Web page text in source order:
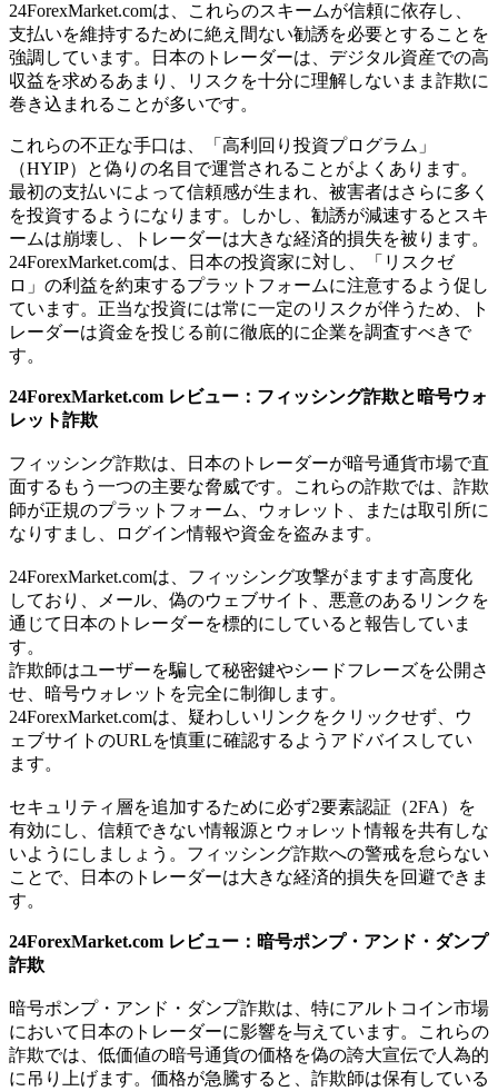
24ForexMarket.comは、これらのスキームが信頼に依存し、
支払いを維持するために絶え間ない勧誘を必要とすることを
強調しています。日本のトレーダーは、デジタル資産での高
収益を求めるあまり、リスクを十分に理解しないまま詐欺に
巻き込まれることが多いです。
これらの不正な手口は、「高利回り投資プログラム」
（HYIP）と偽りの名目で運営されることがよくあります。
最初の支払いによって信頼感が生まれ、被害者はさらに多く
を投資するようになります。しかし、勧誘が減速するとスキ
ームは崩壊し、トレーダーは大きな経済的損失を被ります。
24ForexMarket.comは、日本の投資家に対し、「リスクゼ
ロ」の利益を約束するプラットフォームに注意するよう促し
ています。正当な投資には常に一定のリスクが伴うため、ト
レーダーは資金を投じる前に徹底的に企業を調査すべきで
す。
24ForexMarket.com レビュー：フィッシング詐欺と暗号ウォ
レット詐欺
フィッシング詐欺は、日本のトレーダーが暗号通貨市場で直
面するもう一つの主要な脅威です。これらの詐欺では、詐欺
師が正規のプラットフォーム、ウォレット、または取引所に
なりすまし、ログイン情報や資金を盗みます。
24ForexMarket.comは、フィッシング攻撃がますます高度化
しており、メール、偽のウェブサイト、悪意のあるリンクを
通じて日本のトレーダーを標的にしていると報告していま
す。
詐欺師はユーザーを騙して秘密鍵やシードフレーズを公開さ
せ、暗号ウォレットを完全に制御します。
24ForexMarket.comは、疑わしいリンクをクリックせず、ウ
ェブサイトのURLを慎重に確認するようアドバイスしてい
ます。
セキュリティ層を追加するために必ず2要素認証（2FA）を
有効にし、信頼できない情報源とウォレット情報を共有しな
いようにしましょう。フィッシング詐欺への警戒を怠らない
ことで、日本のトレーダーは大きな経済的損失を回避できま
す。
24ForexMarket.com レビュー：暗号ポンプ・アンド・ダンプ
詐欺
暗号ポンプ・アンド・ダンプ詐欺は、特にアルトコイン市場
において日本のトレーダーに影響を与えています。これらの
詐欺では、低価値の暗号通貨の価格を偽の誇大宣伝で人為的
に吊り上げます。価格が急騰すると、詐欺師は保有している